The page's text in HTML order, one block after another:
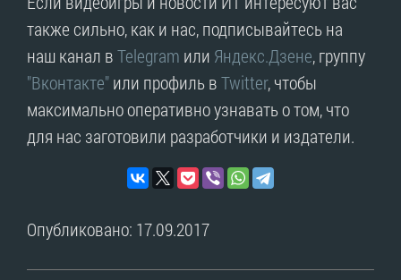
также сильно, как и нас, подписывайтесь на
наш канал вTelegram или Яндекс.Дзене, группу
"Вконтакте"или профиль вTwitter, чтобы
максимально оперативно узнавать о том, что
для нас заготовили разработчики и издатели.
Опубликовано: 17.09.2017